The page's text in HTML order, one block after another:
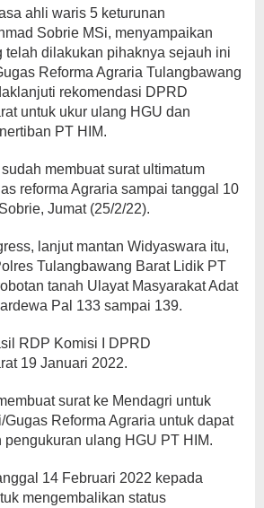
ahli waris 5 keturunan
Sobrie MSi, menyampaikan
telah dilakukan pihaknya sejauh ini
Reforma Agraria Tulangbawang
rekomendasi DPRD
untuk ukur ulang HGU dan
PT HIM.
membuat surat ultimatum
reforma Agraria sampai tanggal 10
Jumat (25/2/22).
lanjut mantan Widyaswara itu,
Tulangbawang Barat Lidik PT
tanah Ulayat Masyarakat Adat
Pal 133 sampai 139.
RDP Komisi I DPRD
19 Januari 2022.
surat ke Mendagri untuk
Reforma Agraria untuk dapat
ulang HGU PT HIM.
14 Februari 2022 kepada
mengembalikan status